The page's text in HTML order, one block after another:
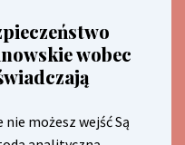
wobec
nie możesz wejść Są